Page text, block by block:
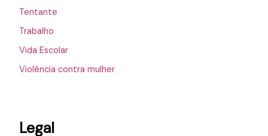
Tentante
Trabalho
Vida Escolar
Violência contra mulher
Legal